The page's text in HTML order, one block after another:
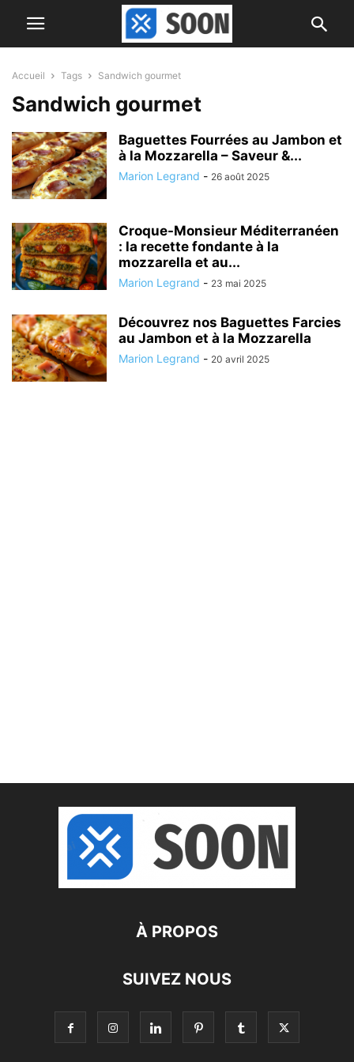
Accueil Tags Sandwich gourmet
Sandwich gourmet
Baguettes Fourrées au Jambon et
à la Mozzarella – Saveur &...
Marion Legrand - 26 août 2025
Croque-Monsieur Méditerranéen
: la recette fondante à la
mozzarella et au...
Marion Legrand - 23 mai 2025
Découvrez nos Baguettes Farcies
au Jambon et à la Mozzarella
Marion Legrand - 20 avril 2025
À PROPOS
SUIVEZ NOUS